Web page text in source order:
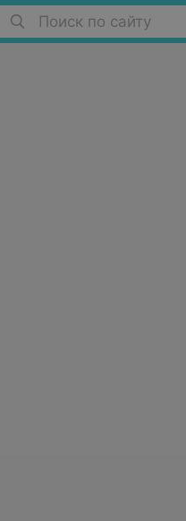
Поиск по сайту